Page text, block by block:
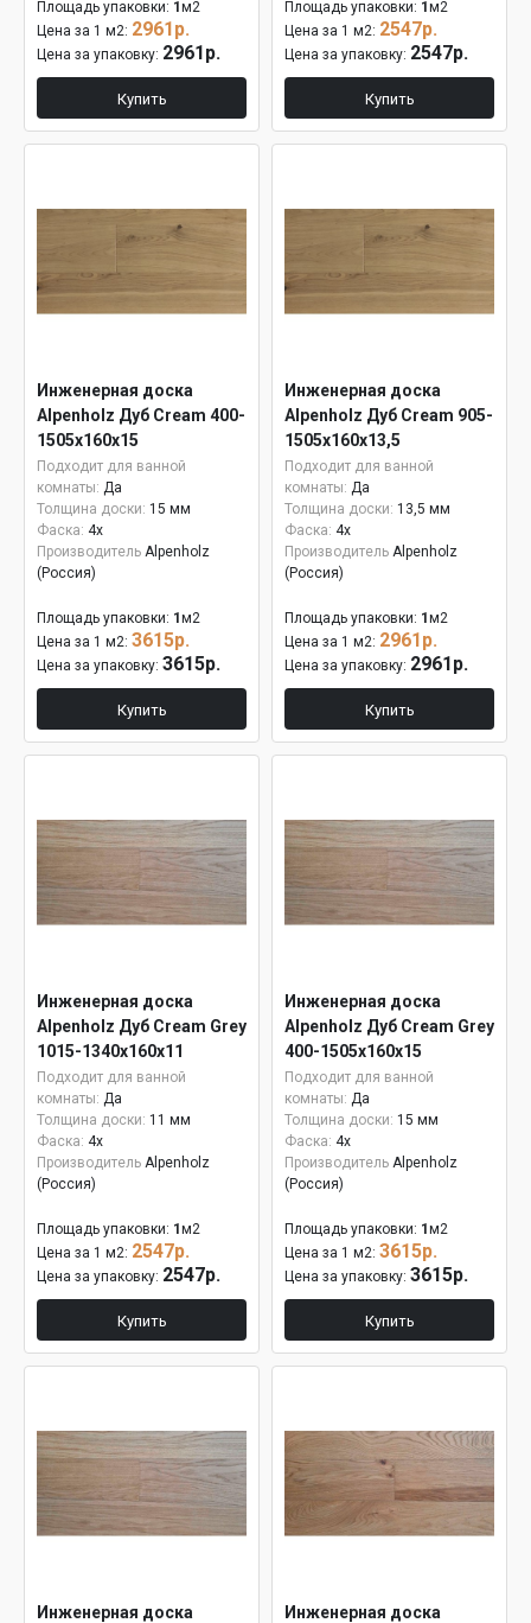
Площадь упаковки: 1 м2
Цена за 1 м2: 2961р.
Цена за упаковку: 2961р.
Купить
Площадь упаковки: 1 м2
Цена за 1 м2: 2547р.
Цена за упаковку: 2547р.
Купить
Инженерная доска
Alpenholz Дуб Cream 400-
1505х160х15
Подходит для ванной
комнаты: Да
Толщина доски: 15 мм
Фаска: 4x
Производитель Alpenholz
(Россия)
Площадь упаковки: 1 м2
Цена за 1 м2: 3615р.
Цена за упаковку: 3615р.
Купить
Инженерная доска
Alpenholz Дуб Cream 905-
1505х160х13,5
Подходит для ванной
комнаты: Да
Толщина доски: 13,5 мм
Фаска: 4x
Производитель Alpenholz
(Россия)
Площадь упаковки: 1 м2
Цена за 1 м2: 2961р.
Цена за упаковку: 2961р.
Купить
Инженерная доска
Alpenholz Дуб Cream Grey
1015-1340х160х11
Подходит для ванной
комнаты: Да
Толщина доски: 11 мм
Фаска: 4x
Производитель Alpenholz
(Россия)
Площадь упаковки: 1 м2
Цена за 1 м2: 2547р.
Цена за упаковку: 2547р.
Купить
Инженерная доска
Alpenholz Дуб Cream Grey
400-1505х160х15
Подходит для ванной
комнаты: Да
Толщина доски: 15 мм
Фаска: 4x
Производитель Alpenholz
(Россия)
Площадь упаковки: 1 м2
Цена за 1 м2: 3615р.
Цена за упаковку: 3615р.
Купить
Инженерная доска
Инженерная доска